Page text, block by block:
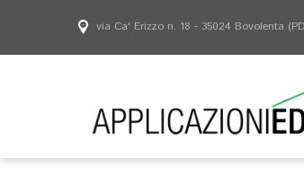
via Ca' Erizzo n. 18 - 35024 Bovolenta